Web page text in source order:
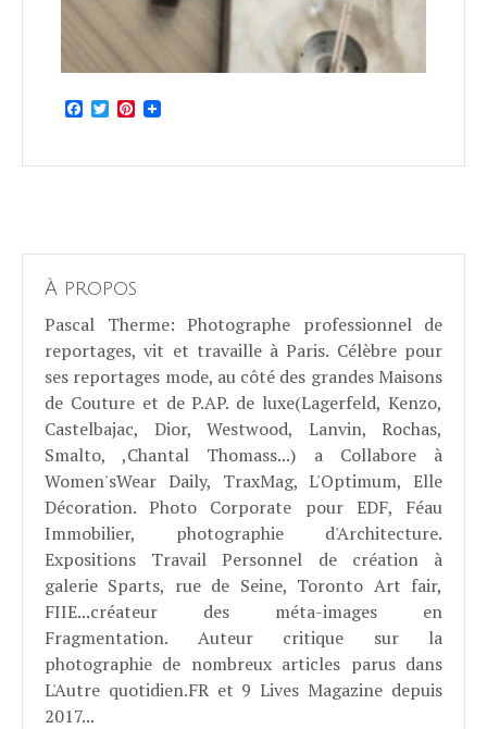
Facebook
TwitterPinterest
À propos
Pascal Therme: Photographe professionnel de
reportages, vit et travaille à Paris. Célèbre pour
ses reportages mode, au côté des grandes Maisons
de Couture et de P.AP. de luxe(Lagerfeld, Kenzo,
Castelbajac, Dior, Westwood, Lanvin, Rochas,
Smalto, ,Chantal Thomass...) a Collabore à
Women'sWear Daily, TraxMag, L'Optimum, Elle
Décoration. Photo Corporate pour EDF, Féau
Immobilier, photographie d'Architecture.
Expositions Travail Personnel de création à
galerie Sparts, rue de Seine, Toronto Art fair,
FIIE...créateur des méta-images en
Fragmentation. Auteur critique sur la
photographie de nombreux articles parus dans
L'Autre quotidien.FR et 9 Lives Magazine depuis
2017...